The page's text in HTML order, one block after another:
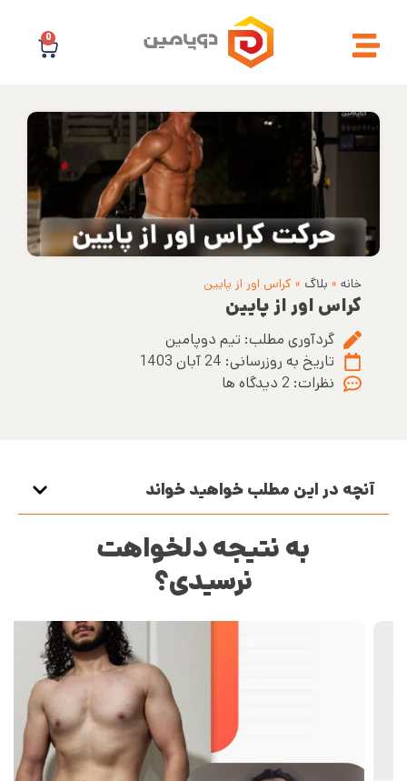
0
خانه » بلاگ » کراس اور از پایین
کراس اور از پایین
گردآوری مطلب: تیم دوپامین
تاریخ به روزرسانی: 24 آبان 1403
نظرات:
آنچه در این مطلب خواهید خواند
به نتیجه دلخواهت
نرسیدی؟